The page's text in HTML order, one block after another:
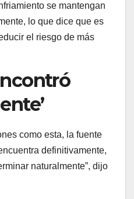
se mantengan
lo que dice que es
el riesgo de más
como esta, la fuente
definitivamente,
naturalmente”, dijo